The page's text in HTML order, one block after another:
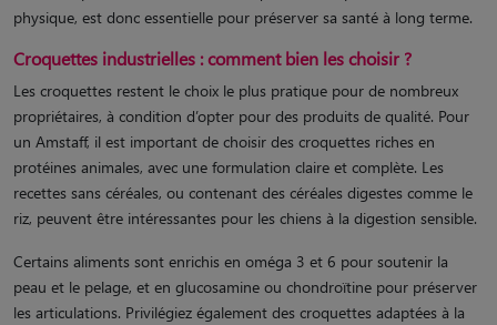
physique, est donc essentielle pour préserver sa santé à long terme.
Croquettes industrielles : comment bien les choisir ?
Les croquettes restent le choix le plus pratique pour de nombreux
propriétaires, à condition d’opter pour des produits de qualité. Pour
un Amstaff, il est important de choisir des croquettes riches en
protéines animales, avec une formulation claire et complète. Les
recettes sans céréales, ou contenant des céréales digestes comme le
riz, peuvent être intéressantes pour les chiens à la digestion sensible.
Certains aliments sont enrichis en oméga 3 et 6 pour soutenir la
peau et le pelage, et en glucosamine ou chondroïtine pour préserver
les articulations. Privilégiez également des croquettes adaptées à la